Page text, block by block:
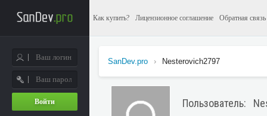
Как купить? Лицензионное соглашение Обратная связь
SanDev.pro › Nesterovich2797
Пользователь:
Войти